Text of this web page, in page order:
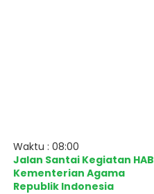
Waktu : 08:00
Jalan Santai Kegiatan HAB
Kementerian Agama
Republik Indonesia